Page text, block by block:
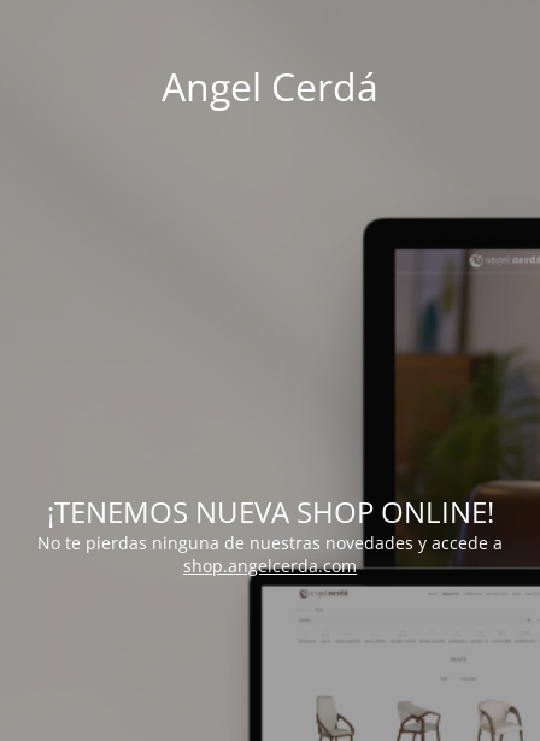
Angel Cerdá
¡TENEMOS NUEVA SHOP ONLINE!
No te pierdas ninguna de nuestras novedades y accede a
shop.angelcerda.com